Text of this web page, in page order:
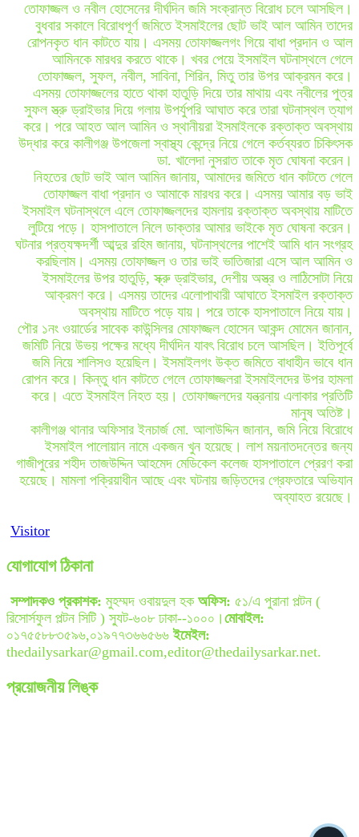
তোফাজ্জল ও নবীল হোসেনের দীর্ঘদিন জমি সংক্রান্ত বিরোধ চলে আসছিল।
বুধবার সকালে বিরোধপূর্ণ জমিতে ইসমাইলের ছোট ভাই আল আমিন তাদের
রোপনকৃত ধান কাটতে যায়। এসময় তোফাজ্জলগং গিয়ে বাধা প্রদান ও আল
আমিনকে মারধর করতে থাকে। খবর পেয়ে ইসমাইল ঘটনাস্থলে গেলে
তোফাজ্জল, সুফল, নবীল, সাবিনা, শিরিন, মিতু তার উপর আক্রমন করে।
এসময় তোফাজ্জলের হাতে থাকা হাতুড়ি দিয়ে তার মাথায় এবং নবীলের পুত্র
সুফল স্ত্রু ড্রাইভার দিয়ে গলায় উপর্যুপরি আঘাত করে তারা ঘটনাস্থল ত্যাগ
করে। পরে আহত আল আমিন ও স্থানীয়রা ইসমাইলকে রক্তাক্ত অবস্থায়
উদ্ধার করে কালীগঞ্জ উপজেলা স্বাস্থ্য কেন্দ্রে নিয়ে গেলে কর্তব্যরত চিকিৎসক
ডা. খালেদা নুসরাত তাকে মৃত ঘোষনা করেন।
নিহতের ছোট ভাই আল আমিন জানায়, আমাদের জমিতে ধান কাটতে গেলে
তোফাজ্জল বাধা প্রদান ও আমাকে মারধর করে। এসময় আমার বড় ভাই
ইসমাইল ঘটনাস্থলে এলে তোফাজ্জলদের হামলায় রক্তাক্ত অবস্থায় মাটিতে
লুটিয়ে পড়ে। হাসপাতালে নিলে ডাক্তার আমার ভাইকে মৃত ঘোষনা করেন।
ঘটনার প্রত্যক্ষদর্শী আব্দুর রহিম জানায়, ঘটনাস্থলের পাশেই আমি ধান সংগ্রহ
করছিলাম। এসময় তোফাজ্জল ও তার ভাই ভাতিজারা এসে আল আমিন ও
ইসমাইলের উপর হাতুড়ি, স্ক্রু ড্রাইভার, দেশীয় অস্ত্র ও লাঠিসোটা নিয়ে
আক্রমণ করে। এসময় তাদের এলোপাথারী আঘাতে ইসমাইল রক্তাক্ত
অবস্থায় মাটিতে পড়ে যায়। পরে তাকে হাসপাতালে নিয়ে যায়।
পৌর ১নং ওয়ার্ডের সাবেক কাউন্সিলর মোফাজ্জল হোসেন আকন্দ মোমেন জানান,
জমিটি নিয়ে উভয় পক্ষের মধ্যে দীর্ঘদিন যাবৎ বিরোধ চলে আসছিল। ইতিপূর্বে
জমি নিয়ে শালিসও হয়েছিল। ইসমাইলগং উক্ত জমিতে বাধাহীন ভাবে ধান
রোপন করে। কিন্তু ধান কাটতে গেলে তোফাজ্জলরা ইসমাইলদের উপর হামলা
করে। এতে ইসমাইল নিহত হয়। তোফাজ্জলদের যন্ত্রনায় এলাকার প্রতিটি
মানুষ অতিষ্ট।
কালীগঞ্জ থানার অফিসার ইনচার্জ মো. আলাউদ্দিন জানান, জমি নিয়ে বিরোধে
ইসমাইল পালোয়ান নামে একজন খুন হয়েছে। লাশ ময়নাতদন্তের জন্য
গাজীপুরের শহীদ তাজউদ্দিন আহমেদ মেডিকেল কলেজ হাসপাতালে প্রেরণ করা
হয়েছে। মামলা পক্রিয়াধীন আছে এবং ঘটনায় জড়িতদের গ্রেফতারে অভিযান
অব্যাহত রয়েছে।
Visitor
যোগাযোগ ঠিকানা
সম্পাদকও প্রকাশক: মুহম্মদ ওবায়দুল হক অফিস: ৫১/এ পুরানা পল্টন (
রিসোর্সফুল পল্টন সিটি ) স্যুট-৬০৮ ঢাকা--১০০০। মোবাইল:
০১৭৫৫৮৮৩৫৯৬,০১৯৭৭৩৬৬৫৬৬ ইমেইল:
thedailysarkar@gmail.com,editor@thedailysarkar.net.
প্রয়োজনীয় লিঙ্ক